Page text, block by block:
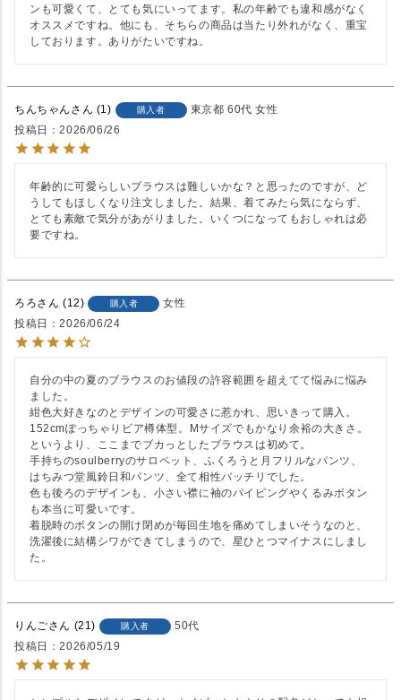
ンも可愛くて、とても気にいってます。私の年齢でも違和感がなく
オススメですね。他にも、そちらの商品は当たり外れがなく、重宝
しております。ありがたいですね。
ちんちゃん 1 購入者 東京都 60代 女性
投稿日
2026/06/26
年齢的に可愛らしいブラウスは難しいかな？と思ったのですが、ど
うしてもほしくなり注文しました。結果、着てみたら気にならず、
とても素敵で気分があがりました。いくつになってもおしゃれは必
要ですね。
ろろ 12 購入者
女性
投稿日
2026/06/24
自分の中の夏のブラウスのお値段の許容範囲を超えてて悩みに悩み
ました。
紺色大好きなのとデザインの可愛さに惹かれ、思いきって購入。
152cmぽっちゃりビア樽体型。Mサイズでもかなり余裕の大きさ。
というより、ここまでブカっとしたブラウスは初めて。
手持ちのsoulberryのサロペット、ふくろうと月フリルなパンツ、
はちみつ堂風鈴日和パンツ、全て相性バッチリでした。
色も後ろのデザインも、小さい襟に袖のパイピングやくるみボタン
も本当に可愛いです。
着脱時のボタンの開け閉めが毎回生地を痛めてしまいそうなのと、
洗濯後に結構シワができてしまうので、星ひとつマイナスにしまし
た。
りんご 21 購入者
50代
投稿日
2026/05/19